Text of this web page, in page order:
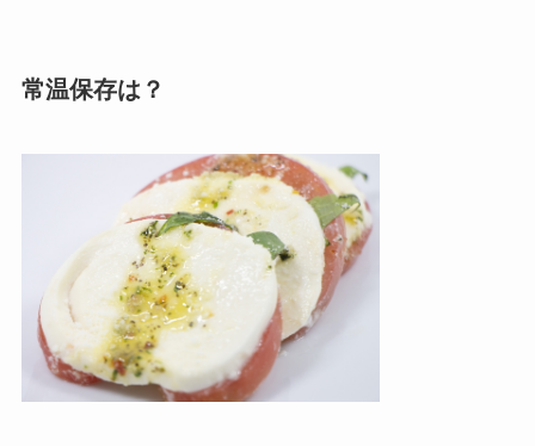
常温保存は？